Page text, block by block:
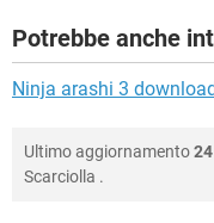
Potrebbe anche
Ninja arashi 3 download
Ultimo aggiornamento
Scarciolla .